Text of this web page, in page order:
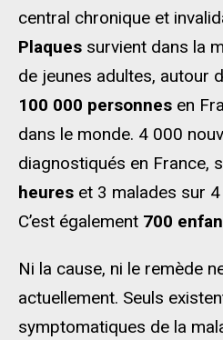
central chronique et
Plaques survient dans la
de jeunes adultes, autour
100 000 personnes en
dans le monde. 4 000
diagnostiqués en France,
heures et 3 malades sur
C’est également 700
Ni la cause, ni le remède
actuellement. Seuls
symptomatiques de la